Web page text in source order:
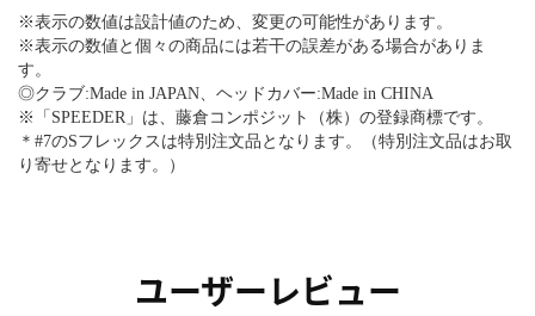
※表示の数値は設計値のため、変更の可能性があります。
※表示の数値と個々の商品には若干の誤差がある場合がありま
す。
◎クラブ:Made in JAPAN、ヘッドカバー:Made in CHINA
※「SPEEDER」は、藤倉コンポジット（株）の登録商標です。
＊#7のSフレックスは特別注文品となります。（特別注文品はお取
り寄せとなります。）
ユーザーレビュー